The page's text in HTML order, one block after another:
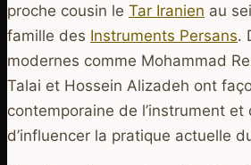
proche cousin le Tar Iranien au
famille des Instruments Persans.
modernes comme Mohammad
Talai et Hossein Alizadeh ont
contemporaine de l’instrument et
d’influencer la pratique actuelle